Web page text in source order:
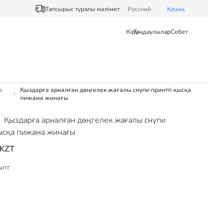
Тапсырыс туралы мәлімет Pусский Қазақ
КіруТаңдаулыларСебет
Қыздарға арналған дөңгелек жағалы снупи принтті қысқа
пижама жинағы
Қыздарға арналған дөңгелек жағалы снупи
пижама жинағы